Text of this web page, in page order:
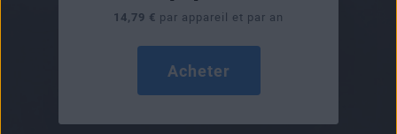
14,79 € par appareil et par an
Acheter